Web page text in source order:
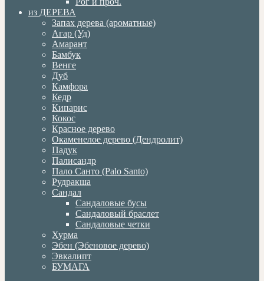
из ДЕРЕВА
Запах дерева (ароматные)
Агар (Уд)
Амарант
Бамбук
Венге
Дуб
Камфора
Кедр
Кипарис
Кокос
Красное дерево
Окаменелое дерево (Дендролит)
Падук
Палисандр
Пало Санто (Palo Santo)
Рудракша
Сандал
Сандаловые бусы
Сандаловый браслет
Сандаловые четки
Хурма
Эбен (Эбеновое дерево)
Эвкалипт
БУМАГА